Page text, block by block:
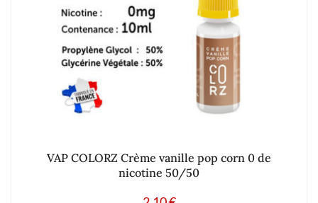
VAP COLORZ Crème vanille pop corn 0 de
2.10€
Ajouter à mes produits favoris